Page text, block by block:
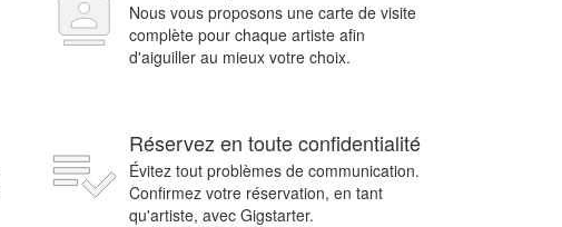
Nous vous proposons une carte de visite
complète pour chaque artiste afin
d'aiguiller au mieux votre choix.
Réservez en toute confidentialité
Évitez tout problèmes de communication.
Confirmez votre réservation, en tant
qu'artiste, avec Gigstarter.